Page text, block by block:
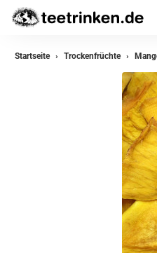
Startseite Trockenfrüchte